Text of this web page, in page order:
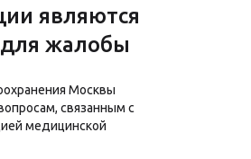
являются
жалобы
Москвы
связанным с
медицинской